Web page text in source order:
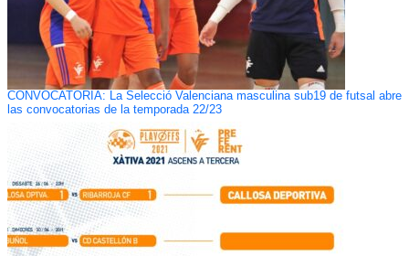
CONVOCATORIA: La Selecció Valenciana masculina sub19 de futsal abre
las convocatorias de la temporada 22/23